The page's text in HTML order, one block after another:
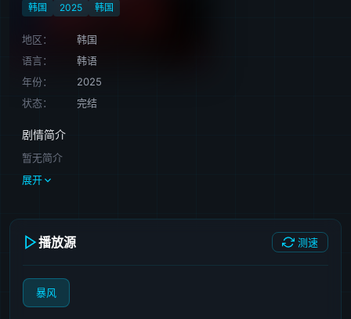
韩国 2025 韩国
地区：
韩国
语言：
韩语
年份：
2025
状态：
完结
剧情简介
暂无简介
展开
播放源 测速
暴风